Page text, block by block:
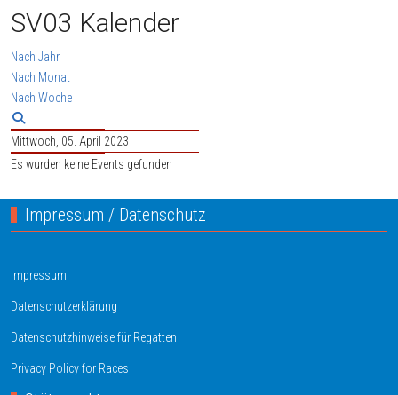
SV03 Kalender
Nach Jahr
Nach Monat
Nach Woche
Mittwoch, 05. April 2023
Es wurden keine Events gefunden
Impressum / Datenschutz
Impressum
Datenschutzerklärung
Datenschutzhinweise für Regatten
Privacy Policy for Races